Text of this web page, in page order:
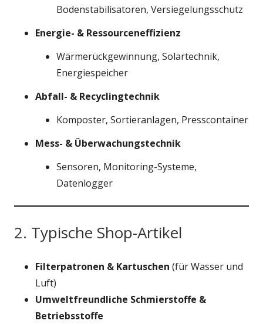
Bodenstabilisatoren, Versiegelungsschutz
Energie- & Ressourceneffizienz
Wärmerückgewinnung, Solartechnik,
Energiespeicher
Abfall- & Recyclingtechnik
Komposter, Sortieranlagen, Presscontainer
Mess- & Überwachungstechnik
Sensoren, Monitoring-Systeme,
Datenlogger
2. Typische Shop-Artikel
Filterpatronen & Kartuschen (für Wasser und
Luft)
Umweltfreundliche Schmierstoffe &
Betriebsstoffe